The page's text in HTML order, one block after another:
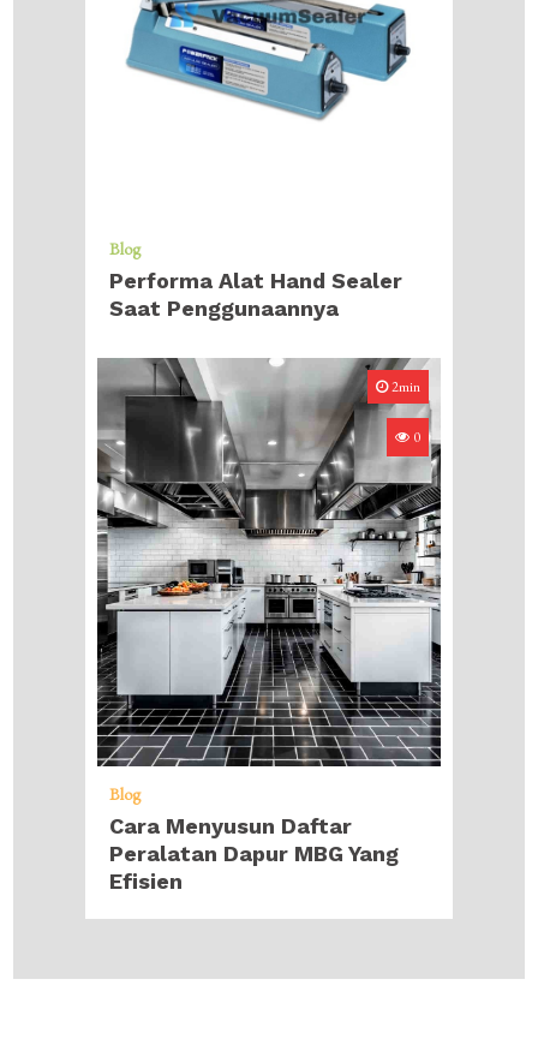
Blog
Performa Alat Hand Sealer
Saat Penggunaannya
2min
0
Blog
Cara Menyusun Daftar
Peralatan Dapur MBG Yang
Efisien